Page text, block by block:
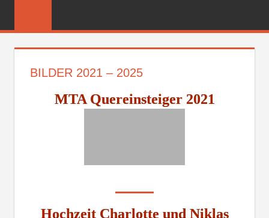
FEUERWEHR
BILDER 2021 – 2025
MTA Quereinsteiger 2021
Hochzeit Charlotte und Niklas